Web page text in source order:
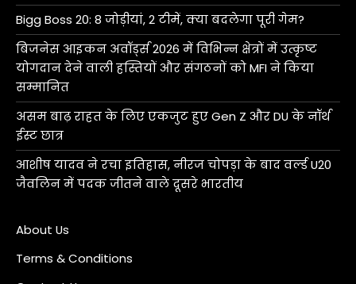
Bigg Boss 20: 8 जोड़ीयां, 2 टीमें, क्या बदलेगा पूरी गेम?
बिजनेस आइकन अवॉर्ड्स 2026 में विभिन्न क्षेत्रों में उत्कृष्ट
योगदान देने वाली हस्तियों और संगठनों को MFI ने किया
सम्मानित
असम बाढ़ राहत के लिए एकजुट हुए Gen Z और DU के नॉर्थ
ईस्ट छात्र
आशीष यादव ने रचा इतिहास, नीरज चोपड़ा के बाद वर्ल्ड U20
जैवलिन में पदक जीतने वाले दूसरे भारतीय
About Us
Terms & Conditions